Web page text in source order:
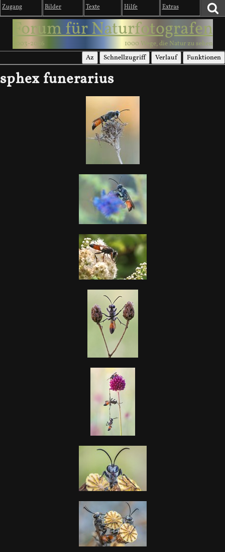
Zugang Bilder Texte Hilfe Extras
Forum für Naturfotografen
2003-2026 1000 Wege, die Natur zu sehen
Az Schnellzugriff Verlauf Funktionen
sphex funerarius